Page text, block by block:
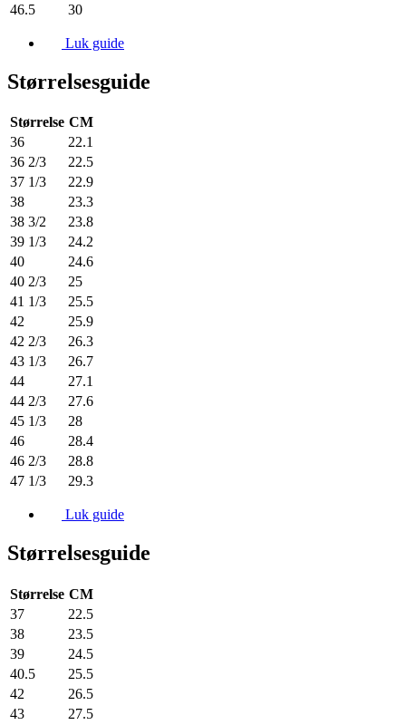
46.5
30
Luk guide
Størrelsesguide
Størrelse CM
36
22.1
36 2/3
22.5
37 1/3
22.9
38
23.3
38 3/2
23.8
39 1/3
24.2
40
24.6
40 2/3
25
41 1/3
25.5
42
25.9
42 2/3
26.3
43 1/3
26.7
44
27.1
44 2/3
27.6
45 1/3
28
46
28.4
46 2/3
28.8
47 1/3
29.3
Luk guide
Størrelsesguide
Størrelse CM
37
22.5
38
23.5
39
24.5
40.5
25.5
42
26.5
43
27.5